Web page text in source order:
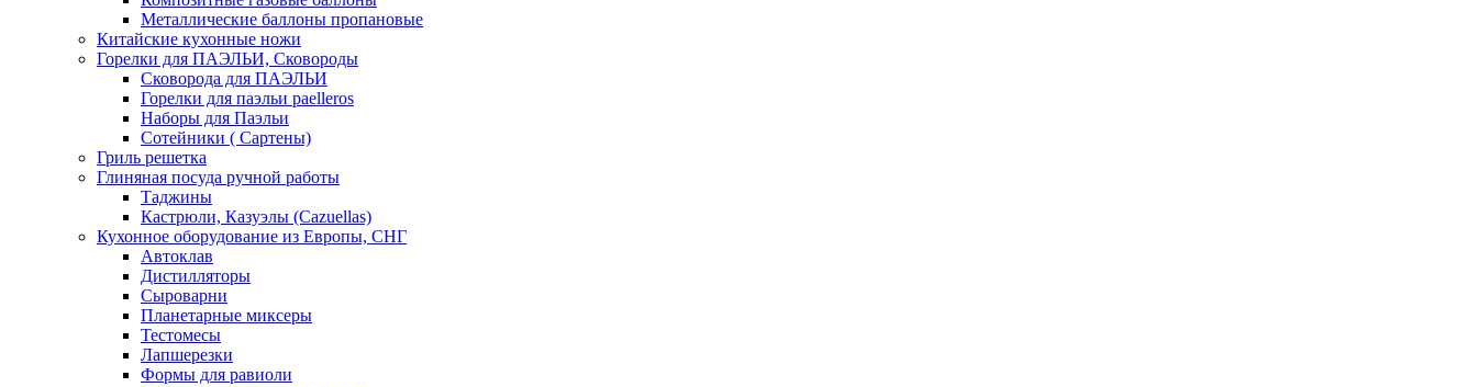
Металлические баллоны пропановые
Китайские кухонные ножи
Горелки для ПАЭЛЬИ, Сковороды
Сковорода для ПАЭЛЬИ
Горелки для паэльи paelleros
Наборы для Паэльи
Сотейники ( Сартены)
Гриль решетка
Глиняная посуда ручной работы
Таджины
Кастрюли, Казуэлы (Cazuellas)
Кухонное оборудование из Европы, СНГ
Автоклав
Дистилляторы
Сыроварни
Планетарные миксеры
Тестомесы
Лапшерезки
Формы для равиоли